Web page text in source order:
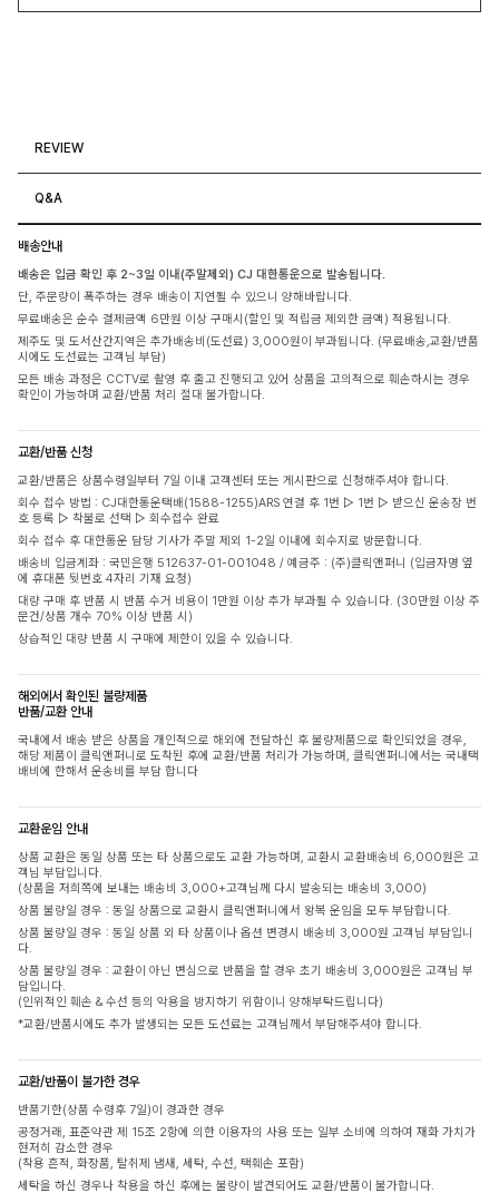
REVIEW
Q&A
배송안내
배송은 입금 확인 후 2~3일 이내(주말제외) CJ 대한통운으로 발송됩니다.
단, 주문량이 폭주하는 경우 배송이 지연될 수 있으니 양해바랍니다.
무료배송은 순수 결제금액 6만원 이상 구매시(할인 및 적립금 제외한 금액) 적용됩니다.
제주도 및 도서산간지역은 추가배송비(도선료) 3,000원이 부과됩니다. (무료배송,교환/반품
시에도 도선료는 고객님 부담)
모든 배송 과정은 CCTV로 촬영 후 출고 진행되고 있어 상품을 고의적으로 훼손하시는 경우
확인이 가능하며 교환/반품 처리 절대 불가합니다.
교환/반품 신청
교환/반품은 상품수령일부터 7일 이내 고객센터 또는 게시판으로 신청해주셔야 합니다.
회수 접수 방법 : CJ대한통운택배(1588-1255)ARS 연결 후 1번 ▷ 1번 ▷ 받으신 운송장 번
호 등록 ▷ 착불로 선택 ▷ 회수접수 완료
회수 접수 후 대한통운 담당 기사가 주말 제외 1-2일 이내에 회수지로 방문합니다.
배송비 입금계좌 : 국민은행 512637-01-001048 / 예금주 : (주)클릭앤퍼니 (입금자명 옆
에 휴대폰 뒷번호 4자리 기재 요청)
대량 구매 후 반품 시 반품 수거 비용이 1만원 이상 추가 부과될 수 있습니다. (30만원 이상 주
문건/상품 개수 70% 이상 반품 시)
상습적인 대량 반품 시 구매에 제한이 있을 수 있습니다.
해외에서 확인된 불량제품
반품/교환 안내
국내에서 배송 받은 상품을 개인적으로 해외에 전달하신 후 불량제품으로 확인되었을 경우,
해당 제품이 클릭앤퍼니로 도착된 후에 교환/반품 처리가 가능하며, 클릭앤퍼니에서는 국내택
배비에 한해서 운송비를 부담 합니다
교환운임 안내
상품 교환은 동일 상품 또는 타 상품으로도 교환 가능하며, 교환시 교환배송비 6,000원은 고
객님 부담입니다.
(상품을 저희쪽에 보내는 배송비 3,000+고객님께 다시 발송되는 배송비 3,000)
상품 불량일 경우 : 동일 상품으로 교환시 클릭앤퍼니에서 왕복 운임을 모두 부담합니다.
상품 불량일 경우 : 동일 상품 외 타 상품이나 옵션 변경시 배송비 3,000원 고객님 부담입니
다.
상품 불량일 경우 : 교환이 아닌 변심으로 반품을 할 경우 초기 배송비 3,000원은 고객님 부
담입니다.
(인위적인 훼손 & 수선 등의 악용을 방지하기 위함이니 양해부탁드립니다)
*교환/반품시에도 추가 발생되는 모든 도선료는 고객님께서 부담해주셔야 합니다.
교환/반품이 불가한 경우
반품기한(상품 수령후 7일)이 경과한 경우
공정거래, 표준약관 제 15조 2항에 의한 이용자의 사용 또는 일부 소비에 의하여 재화 가치가
현저히 감소한 경우
(착용 흔적, 화장품, 탈취제 냄새, 세탁, 수선, 택훼손 포함)
세탁을 하신 경우나 착용을 하신 후에는 불량이 발견되어도 교환/반품이 불가합니다.